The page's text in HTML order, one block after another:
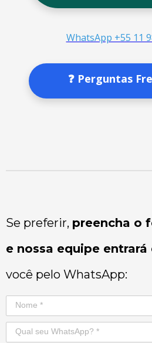
WhatsApp +55 11
❓ Perguntas
Se preferir, preencha o
e nossa equipe
você pelo WhatsApp: